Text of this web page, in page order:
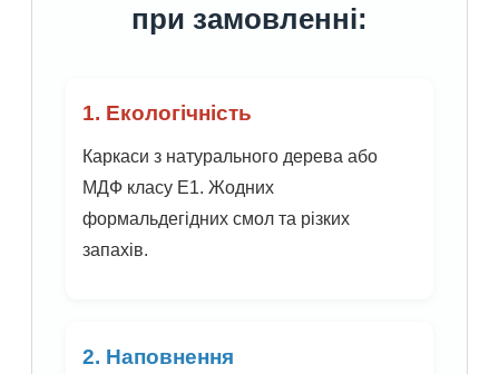
при замовленні:
1. Екологічність
Каркаси з натурального дерева або
МДФ класу Е1. Жодних
формальдегідних смол та різких
запахів.
2. Наповнення